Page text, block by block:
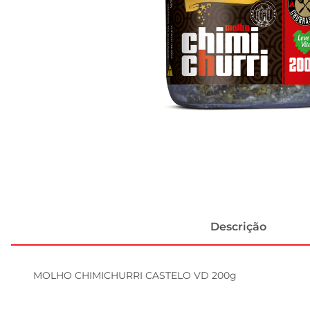
Descrição
MOLHO CHIMICHURRI CASTELO VD 200g